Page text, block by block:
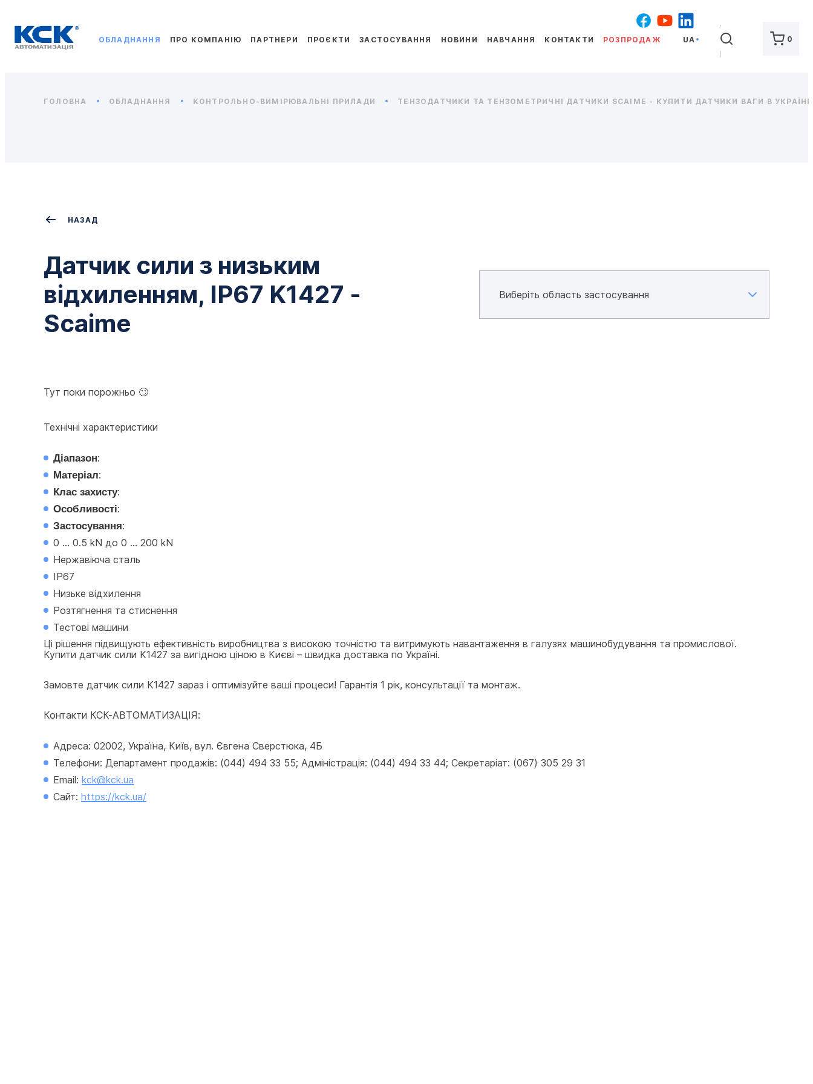
ОБЛАДНАННЯ ПРО КОМПАНІЮ ПАРТНЕРИ ПРОЄКТИ ЗАСТОСУВАННЯ НОВИНИ НАВЧАННЯ КОНТАКТИ РОЗПРОДАЖ UA ШУКАТИ 0
ГОЛОВНА ОБЛАДНАННЯ КОНТРОЛЬНО-ВИМІРЮВАЛЬНІ ПРИЛАДИ ТЕНЗОДАТЧИКИ ТА ТЕНЗОМЕТРИЧНІ ДАТЧИКИ SCAIME - КУПИТИ ДАТЧИКИ ВАГИ В
НАЗАД
Датчик сили з низьким
відхиленням, IP67 K1427 -
Scaime
Тут поки порожньо 🙄
Технічні характеристики
Діапазон:
Матеріал:
Клас захисту:
Особливості:
Застосування:
0 ... 0.5 kN до 0 ... 200 kN
Нержавіюча сталь
IP67
Низьке відхилення
Розтягнення та стиснення
Тестові машини
Ці рішення підвищують ефективність виробництва з високою точністю та витримують навантаження в галузях машинобудування та промислової.
Купити датчик сили K1427 за вигідною ціною в Києві – швидка доставка по Україні.
Замовте датчик сили K1427 зараз і оптимізуйте ваші процеси! Гарантія 1 рік, консультації та монтаж.
Контакти КСК-АВТОМАТИЗАЦІЯ:
Адреса: 02002, Україна, Київ, вул. Євгена Сверстюка, 4Б
Телефони: Департамент продажів: (044) 494 33 55; Адміністрація: (044) 494 33 44; Секретаріат: (067) 305 29 31
Email: kck@kck.ua
Сайт: https://kck.ua/